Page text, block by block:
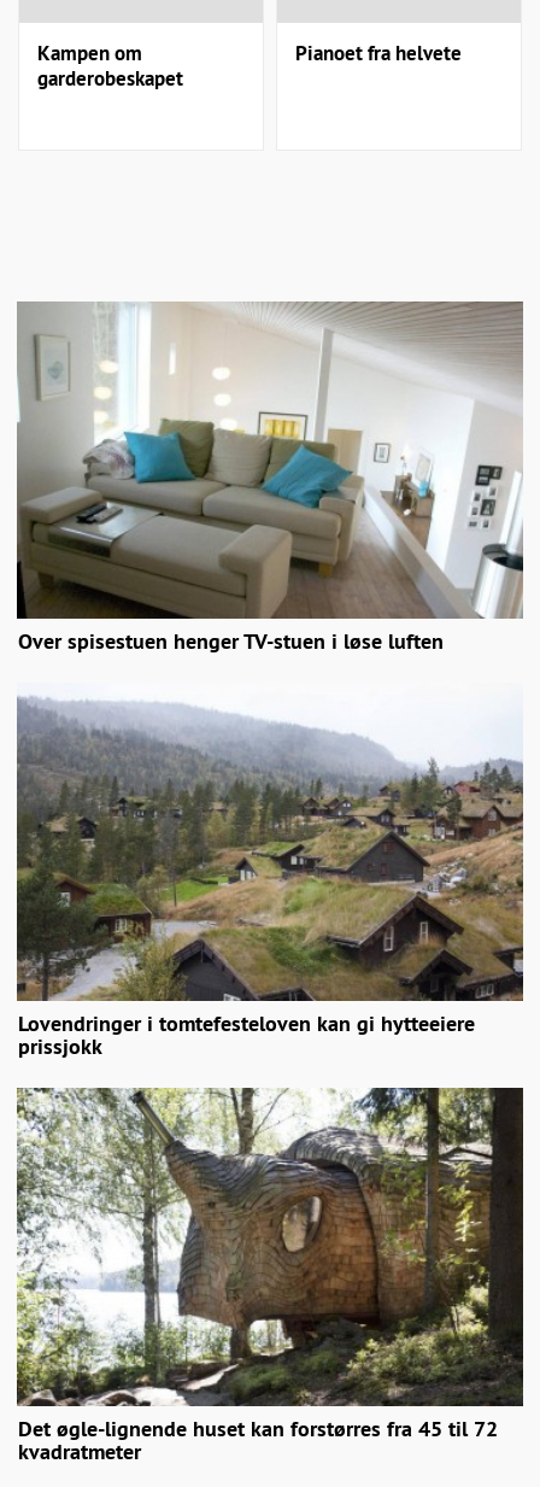
Kampen om
garderobeskapet
Pianoet fra helvete
Over spisestuen henger TV-stuen i løse luften
Lovendringer i tomtefesteloven kan gi hytteeiere
prissjokk
Det øgle-lignende huset kan forstørres fra 45 til 72
kvadratmeter